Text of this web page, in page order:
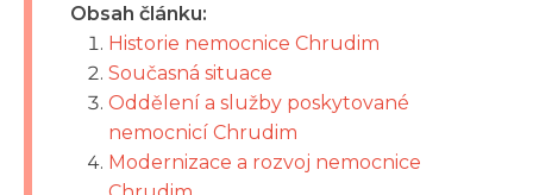
Obsah článku:
Historie nemocnice Chrudim
Současná situace
Oddělení a služby poskytované
nemocnicí Chrudim
Modernizace a rozvoj nemocnice